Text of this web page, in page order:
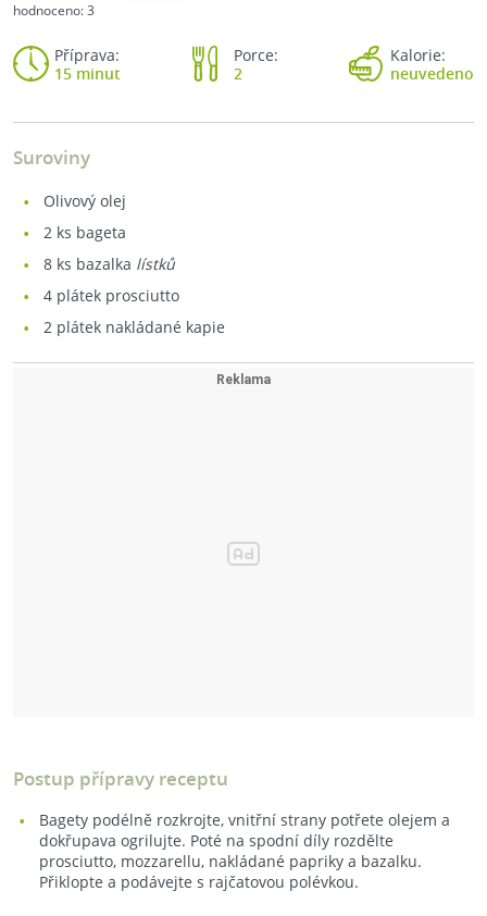
hodnoceno:3
Příprava:
15 minut
Porce:
2
Kalorie:
neuvedeno
Suroviny
olivový olej
2 ks bageta
8 ks bazalka lístků
4 plátek prosciutto
2 plátek nakládané kapie
Postup přípravy receptu
Bagety podélně rozkrojte, vnitřní strany potřete olejem a
dokřupava ogrilujte. Poté na spodní díly rozdělte
prosciutto, mozzarellu, nakládané papriky a bazalku.
Přiklopte a podávejte s rajčatovou polévkou.